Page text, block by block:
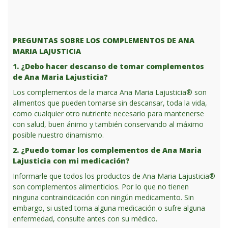
PREGUNTAS SOBRE LOS COMPLEMENTOS DE ANA
MARIA LAJUSTICIA
1. ¿Debo hacer descanso de tomar complementos
de Ana Maria Lajusticia?
Los complementos de la marca Ana Maria Lajusticia® son
alimentos que pueden tomarse sin descansar, toda la vida,
como cualquier otro nutriente necesario para mantenerse
con salud, buen ánimo y también conservando al máximo
posible nuestro dinamismo.
2. ¿Puedo tomar los complementos de Ana Maria
Lajusticia con mi medicación?
Informarle que todos los productos de Ana Maria Lajusticia®
son complementos alimenticios. Por lo que no tienen
ninguna contraindicación con ningún medicamento. Sin
embargo, si usted toma alguna medicación o sufre alguna
enfermedad, consulte antes con su médico.